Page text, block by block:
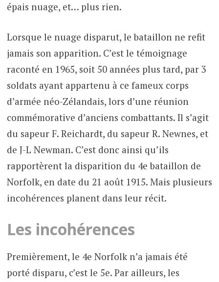
épais nuage, et… plus rien.
Lorsque le nuage disparut, le bataillon ne refit
jamais son apparition. C’est le témoignage
raconté en 1965, soit 50 années plus tard, par 3
soldats ayant appartenu à ce fameux corps
d’armée néo-Zélandais, lors d’une réunion
commémorative d’anciens combattants. Il s’agit
du sapeur F. Reichardt, du sapeur R. Newnes, et
de J-L Newman. C’est donc ainsi qu’ils
rapportèrent la disparition du 4e bataillon de
Norfolk, en date du 21 août 1915. Mais plusieurs
incohérences planent dans leur récit.
Les incohérences
Premièrement, le 4e Norfolk n’a jamais été
porté disparu, c’est le 5e. Par ailleurs, les